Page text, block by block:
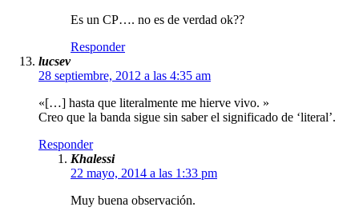
Es un CP…. no es de verdad ok??
Responder
lucsev
28 septiembre, 2012 a las 4:35 am
«[…] hasta que literalmente me hierve vivo. »
Creo que la banda sigue sin saber el significado de ‘literal’.
Responder
Khalessi
22 mayo, 2014 a las 1:33 pm
Muy buena observación.